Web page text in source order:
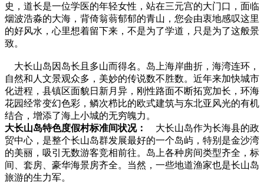
史，道长是一位学医的年轻女性，站在三元宫的大门口，面临
烟波浩淼的大海，背倚翁蓊郁郁的青山，您会由衷地感叹这里
的好风水，心里想着留下来，不是为了学道，只是为了这般景
致。
大长山岛因岛长且多山而得名。岛上海岸曲折，海湾连环，
自然和人文景观众多，美妙的传说数不胜数。近年来加快城市
化进程，县镇区面貌日新月异，刚性路面不断拓宽加长，环海
花园经常变幻色彩，鳞次栉比的欧式建筑与东北亚风光的有机
结合，增添了海上小城的无穷魄力。
大长山岛特色度假村标准间状况：
大长山岛作为长海县的政
贸中心，是整个长山岛群发展最好的一个岛屿，特别是金沙湾
的美丽，吸引无数游客竞相前往。岛上各种房间类型齐全，标
间、套房、豪华海景房齐全。当然，一些地道渔家也是长山岛
旅游的生力军。